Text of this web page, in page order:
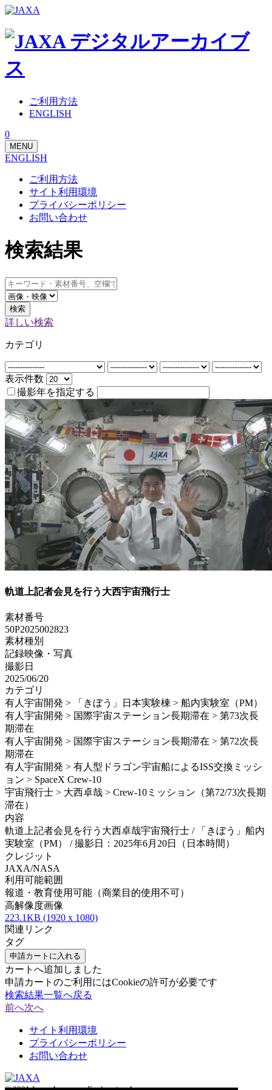
ご利用方法
ENGLISH
0
MENU
ENGLISH
ご利用方法
サイト利用環境
プライバシーポリシー
お問い合わせ
検索結果
検索
詳しい検索
カテゴリ
表示件数
撮影年を指定する
軌道上記者会見を行う大西宇宙飛行士
素材番号
50P2025002823
素材種別
記録映像・写真
撮影日
2025/06/20
カテゴリ
有人宇宙開発 > 「きぼう」日本実験棟 > 船内実験室（PM）
有人宇宙開発 > 国際宇宙ステーション長期滞在 > 第73次長
期滞在
有人宇宙開発 > 国際宇宙ステーション長期滞在 > 第72次長
期滞在
有人宇宙開発 > 有人型ドラゴン宇宙船によるISS交換ミッシ
ョン > SpaceX Crew-10
宇宙飛行士 > 大西卓哉 > Crew-10ミッション（第72/73次長期
滞在）
内容
軌道上記者会見を行う大西卓哉宇宙飛行士 / 「きぼう」船内
実験室（PM） / 撮影日：2025年6月20日（日本時間）
クレジット
JAXA/NASA
利用可能範囲
報道・教育使用可能（商業目的使用不可）
高解像度画像
223.1KB (1920 x 1080)
関連リンク
タグ
申請カートに入れる
カートへ追加しました
申請カートのご利用にはCookieの許可が必要です
検索結果一覧へ戻る
前へ次へ
サイト利用環境
プライバシーポリシー
お問い合わせ